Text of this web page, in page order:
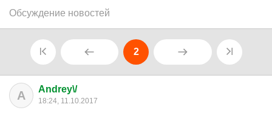
Обсуждение новостей
2
A Andrey\/
18:24, 11.10.2017